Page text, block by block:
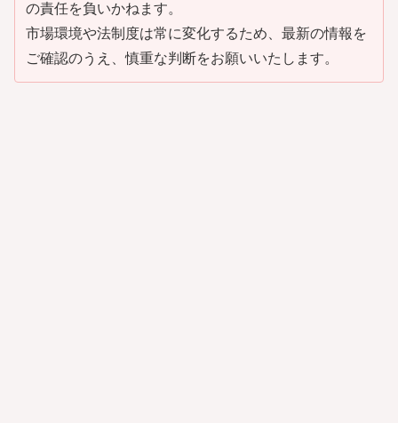
の責任を負いかねます。
市場環境や法制度は常に変化するため、最新の情報を
ご確認のうえ、慎重な判断をお願いいたします。